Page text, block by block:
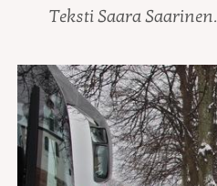
Teksti Saara Saarinen.